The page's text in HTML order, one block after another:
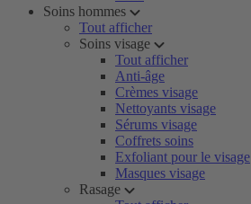
Soins hommes
Tout afficher
Soins visage
Tout afficher
Anti-âge
Crèmes visage
Nettoyants visage
Sérums visage
Coffrets soins
Exfoliant pour le visage
Masques visage
Rasage